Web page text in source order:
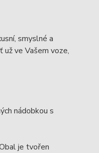
smyslné a
už ve Vašem voze,
nádobkou s
je tvořen